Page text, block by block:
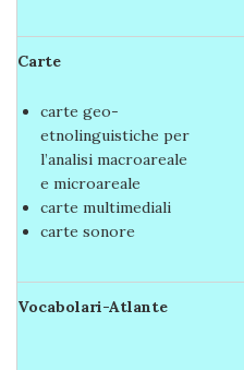
Carte
carte geo-
etnolinguistiche per
l’analisi macroareale
e microareale
carte multimediali
carte sonore
Vocabolari-Atlante